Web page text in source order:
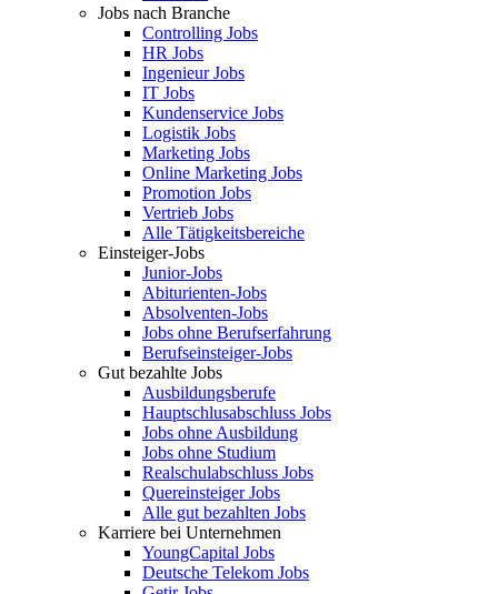
Jobs nach Branche
Controlling Jobs
HR Jobs
Ingenieur Jobs
IT Jobs
Kundenservice Jobs
Logistik Jobs
Marketing Jobs
Online Marketing Jobs
Promotion Jobs
Vertrieb Jobs
Alle Tätigkeitsbereiche
Einsteiger-Jobs
Junior-Jobs
Abiturienten-Jobs
Absolventen-Jobs
Jobs ohne Berufserfahrung
Berufseinsteiger-Jobs
Gut bezahlte Jobs
Ausbildungsberufe
Hauptschlusabschluss Jobs
Jobs ohne Ausbildung
Jobs ohne Studium
Realschulabschluss Jobs
Quereinsteiger Jobs
Alle gut bezahlten Jobs
Karriere bei Unternehmen
YoungCapital Jobs
Deutsche Telekom Jobs